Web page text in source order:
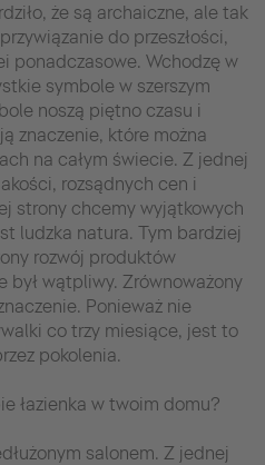
że są archaiczne, ale tak
do przeszłości,
ponadczasowe. Wchodzę w
symbole w szerszym
noszą piętno czasu i
znaczenie, które można
na całym świecie. Z jednej
rozsądnych cen i
strony chcemy wyjątkowych
ludzka natura. Tym bardziej
rozwój produktów
był wątpliwy. Zrównoważony
Ponieważ nie
co trzy miesiące, jest to
pokolenia.
łazienka w twoim domu?
salonem. Z jednej